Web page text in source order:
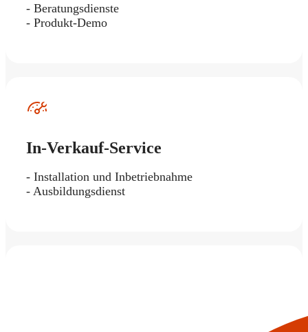
- Beratungsdienste
- Produkt-Demo
In-Verkauf-Service
- Installation und Inbetriebnahme
- Ausbildungsdienst